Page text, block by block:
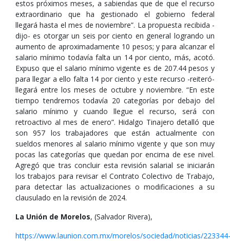
estos próximos meses, a sabiendas que de que el recurso
extraordinario que ha gestionado el gobierno federal
llegará hasta el mes de noviembre”. La propuesta recibida -
dijo- es otorgar un seis por ciento en general logrando un
aumento de aproximadamente 10 pesos; y para alcanzar el
salario mínimo todavía falta un 14 por ciento, más, acotó.
Expuso que el salario mínimo vigente es de 207.44 pesos y
para llegar a ello falta 14 por ciento y este recurso -reiteró-
llegará entre los meses de octubre y noviembre. “En este
tiempo tendremos todavía 20 categorías por debajo del
salario mínimo y cuando llegue el recurso, será con
retroactivo al mes de enero”. Hidalgo Tinajero detalló que
son 957 los trabajadores que están actualmente con
sueldos menores al salario mínimo vigente y que son muy
pocas las categorías que quedan por encima de ese nivel.
Agregó que tras concluir esta revisión salarial se iniciarán
los trabajos para revisar el Contrato Colectivo de Trabajo,
para detectar las actualizaciones o modificaciones a su
clausulado en la revisión de 2024.
La Unión de Morelos, (Salvador Rivera),
https://www.launion.com.mx/morelos/sociedad/noticias/223344-